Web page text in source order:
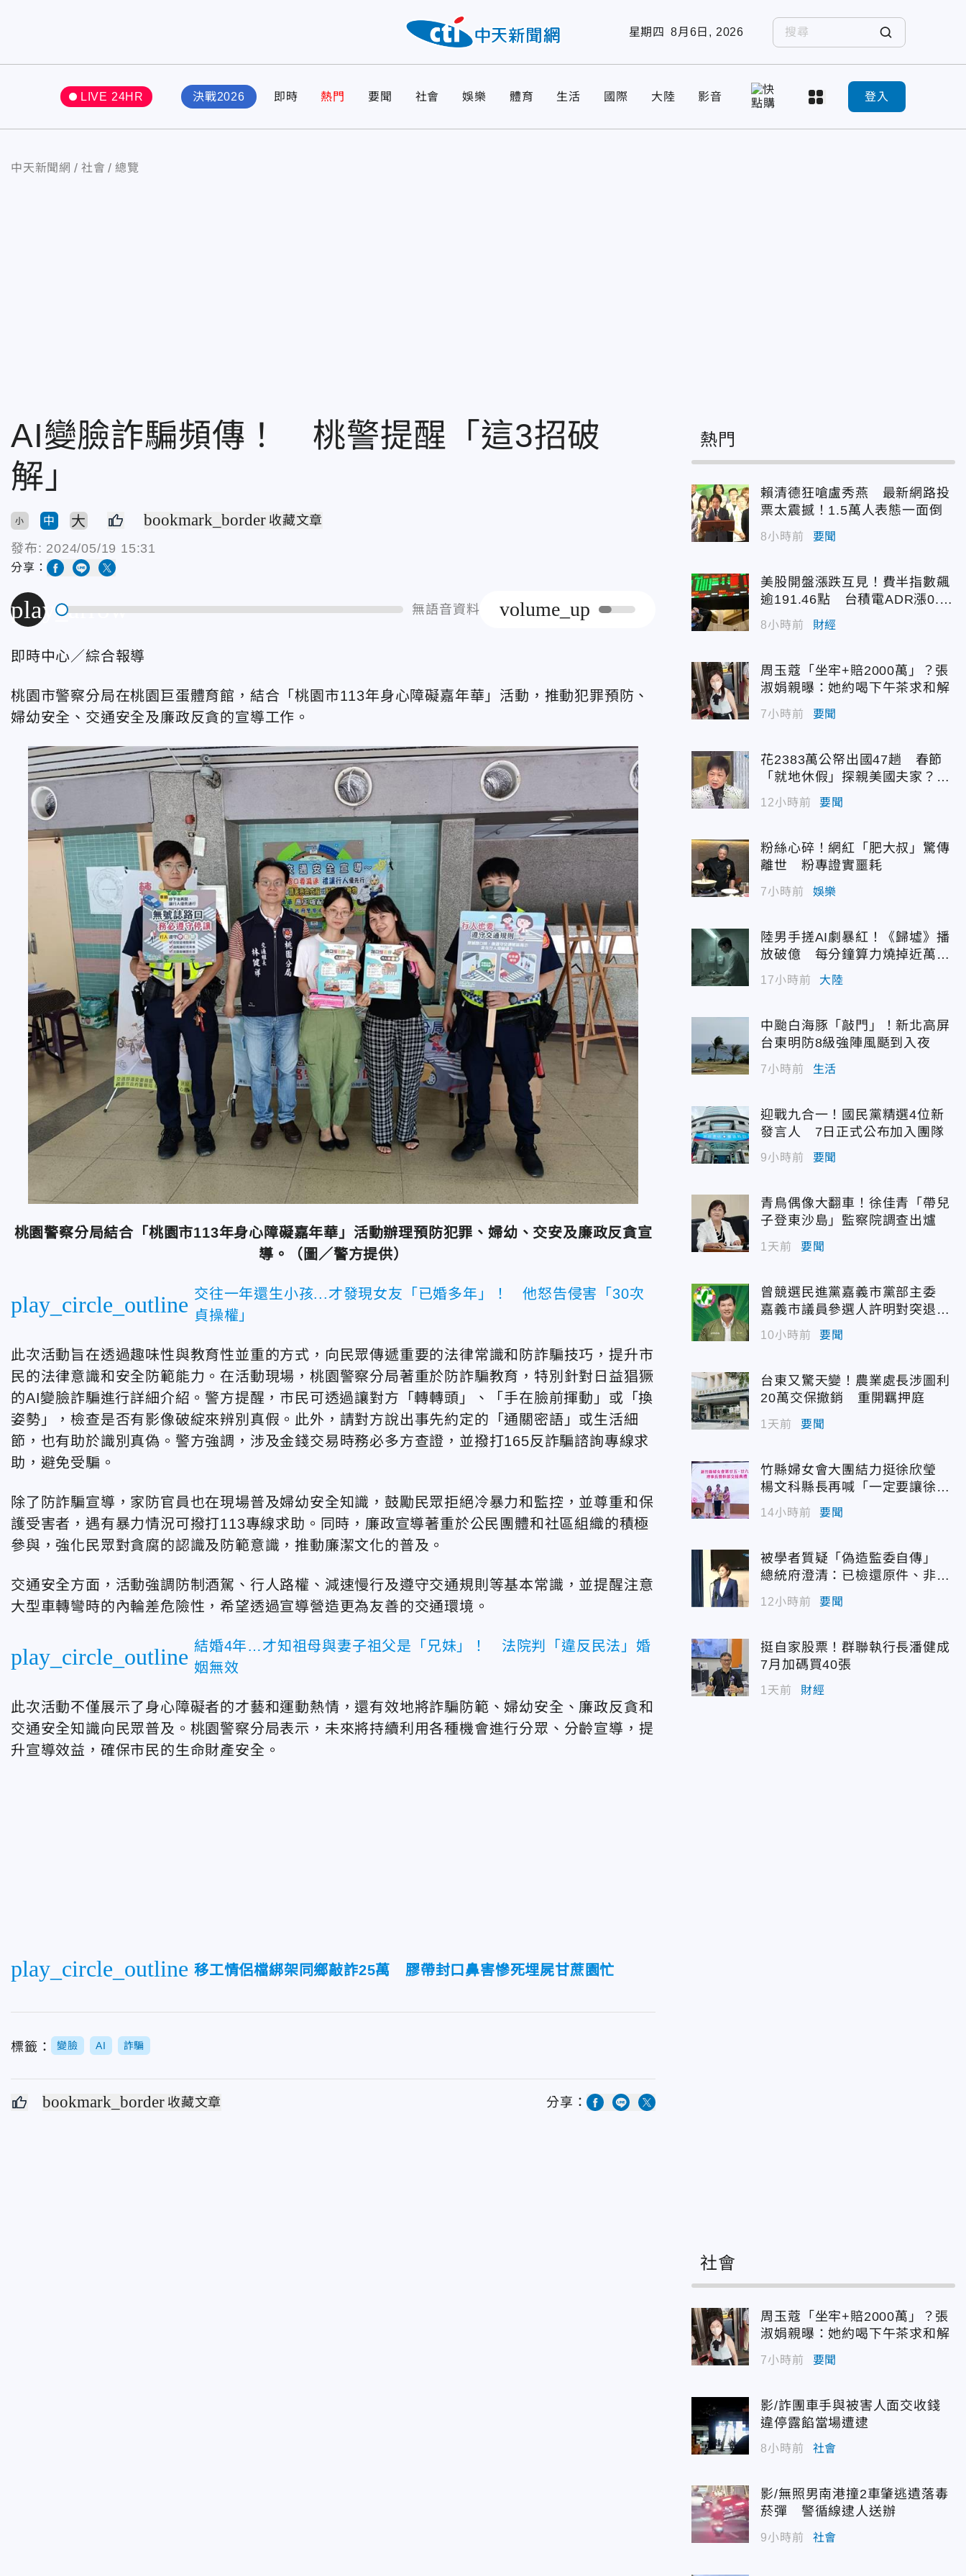
星期四 8月6日, 2026
LIVE 24HR 決戰2026 即時 熱門 要聞 社會 娛樂 體育 生活 國際 大陸 影音 登入
中天新聞網 社會 總覽
AI變臉詐騙頻傳！ 桃警提醒「這3招破
解」
小 中 大 bookmark_border 收藏文章
發布: 2024/05/19 15:31
分享：
play_arrow 無語音資料 volume_up
即時中心／綜合報導
桃園市警察分局在桃園巨蛋體育館，結合「桃園市113年身心障礙嘉年華」活動，推動犯罪預防、
婦幼安全、交通安全及廉政反貪的宣導工作。
桃園警察分局結合「桃園市113年身心障礙嘉年華」活動辦理預防犯罪、婦幼、交安及廉政反貪宣
導。（圖／警方提供）
play_circle_outline 交往一年還生小孩...才發現女友「已婚多年」！ 他怒告侵害「30次
貞操權」
此次活動旨在透過趣味性與教育性並重的方式，向民眾傳遞重要的法律常識和防詐騙技巧，提升市
民的法律意識和安全防範能力。在活動現場，桃園警察分局著重於防詐騙教育，特別針對日益猖獗
的AI變臉詐騙進行詳細介紹。警方提醒，市民可透過讓對方「轉轉頭」、「手在臉前揮動」或「換
姿勢」，檢查是否有影像破綻來辨別真假。此外，請對方說出事先約定的「通關密語」或生活細
節，也有助於識別真偽。警方強調，涉及金錢交易時務必多方查證，並撥打165反詐騙諮詢專線求
助，避免受騙。
除了防詐騙宣導，家防官員也在現場普及婦幼安全知識，鼓勵民眾拒絕冷暴力和監控，並尊重和保
護受害者，遇有暴力情況可撥打113專線求助。同時，廉政宣導著重於公民團體和社區組織的積極
參與，強化民眾對貪腐的認識及防範意識，推動廉潔文化的普及。
交通安全方面，活動強調防制酒駕、行人路權、減速慢行及遵守交通規則等基本常識，並提醒注意
大型車轉彎時的內輪差危險性，希望透過宣導營造更為友善的交通環境。
play_circle_outline 結婚4年…才知祖母與妻子祖父是「兄妹」！ 法院判「違反民法」婚
姻無效
此次活動不僅展示了身心障礙者的才藝和運動熱情，還有效地將詐騙防範、婦幼安全、廉政反貪和
交通安全知識向民眾普及。桃園警察分局表示，未來將持續利用各種機會進行分眾、分齡宣導，提
升宣導效益，確保市民的生命財產安全。
play_circle_outline 移工情侶檔綁架同鄉敲詐25萬 膠帶封口鼻害慘死埋屍甘蔗園忙
標籤： 變臉 AI 詐騙
bookmark_border 收藏文章 分享：
熱門
賴清德狂嗆盧秀燕 最新網路投
票太震撼！1.5萬人表態一面倒
8小時前 要聞
美股開盤漲跌互見！費半指數飆
逾191.46點 台積電ADR漲0.9
3%
8小時前 財經
周玉蔻「坐牢+賠2000萬」？張
淑娟親曝：她約喝下午茶求和解
7小時前 要聞
花2383萬公帑出國47趟 春節
「就地休假」探親美國夫家？徐
佳青回應了
12小時前 要聞
粉絲心碎！網紅「肥大叔」驚傳
離世 粉專證實噩耗
7小時前 娛樂
陸男手搓AI劇暴紅！《歸墟》播
放破億 每分鐘算力燒掉近萬台
17小時前 大陸
中颱白海豚「敲門」！新北高屏
台東明防8級強陣風颳到入夜
7小時前 生活
迎戰九合一！國民黨精選4位新
發言人 7日正式公布加入團隊
9小時前 要聞
青鳥偶像大翻車！徐佳青「帶兒
子登東沙島」監察院調查出爐
1天前 要聞
曾競選民進黨嘉義市黨部主委
嘉義市議員參選人許明對突退
選！
10小時前 要聞
台東又驚天變！農業處長涉圖利
20萬交保撤銷 重開羈押庭
1天前 要聞
竹縣婦女會大團結力挺徐欣瑩
楊文科縣長再喊「一定要讓徐欣
瑩當選」
14小時前 要聞
被學者質疑「偽造監委自傳」
總統府澄清：已檢還原件、非府
方提供
12小時前 要聞
挺自家股票！群聯執行長潘健成
7月加碼買40張
1天前 財經
社會
周玉蔻「坐牢+賠2000萬」？張
淑娟親曝：她約喝下午茶求和解
7小時前 要聞
影/詐團車手與被害人面交收錢
違停露餡當場遭逮
8小時前 社會
影/無照男南港撞2車肇逃遺落毒
菸彈 警循線逮人送辦
9小時前 社會